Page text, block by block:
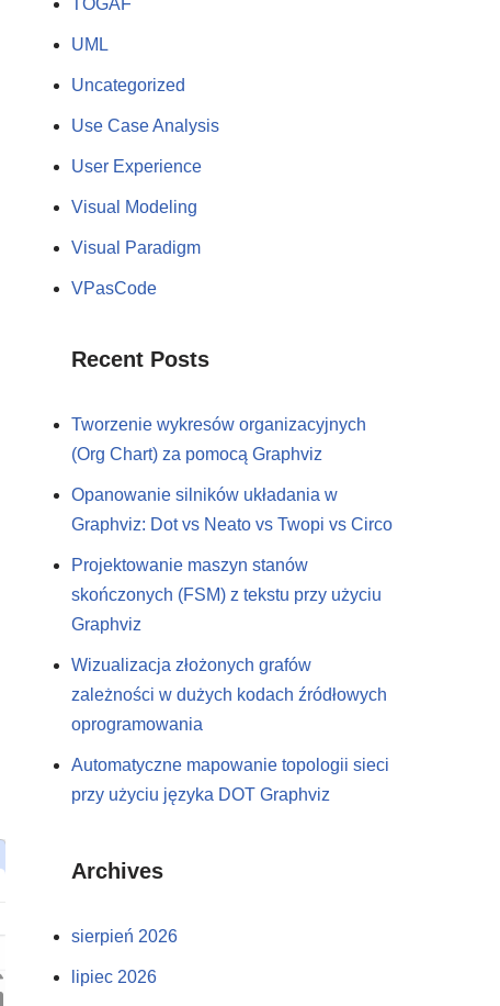
TOGAF
UML
Uncategorized
Use Case Analysis
User Experience
Visual Modeling
Visual Paradigm
VPasCode
Recent Posts
Tworzenie wykresów organizacyjnych
(Org Chart) za pomocą Graphviz
Opanowanie silników układania w
Graphviz: Dot vs Neato vs Twopi vs Circo
Projektowanie maszyn stanów
skończonych (FSM) z tekstu przy użyciu
Graphviz
Wizualizacja złożonych grafów
zależności w dużych kodach źródłowych
oprogramowania
Automatyczne mapowanie topologii sieci
przy użyciu języka DOT Graphviz
Archives
sierpień 2026
lipiec 2026